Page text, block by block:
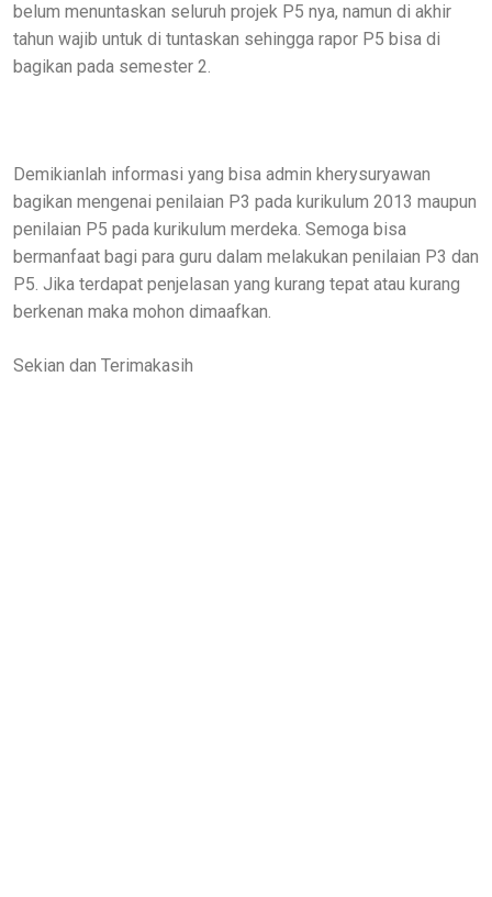
belum menuntaskan seluruh projek P5 nya, namun di akhir
tahun wajib untuk di tuntaskan sehingga rapor P5 bisa di
bagikan pada semester 2.
Demikianlah informasi yang bisa admin kherysuryawan
bagikan mengenai penilaian P3 pada kurikulum 2013 maupun
penilaian P5 pada kurikulum merdeka. Semoga bisa
bermanfaat bagi para guru dalam melakukan penilaian P3 dan
P5. Jika terdapat penjelasan yang kurang tepat atau kurang
berkenan maka mohon dimaafkan.
Sekian dan Terimakasih